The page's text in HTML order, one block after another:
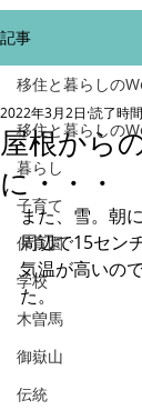
記事
移住と暮らしの
暮らし
子育て
保育園
学校
木曽馬
御嶽山
伝統
移住と暮らしの
屋根から
に・・・
2022年3月2日 読了時
また、雪。朝
周辺で15セン
気温が高いの
た。